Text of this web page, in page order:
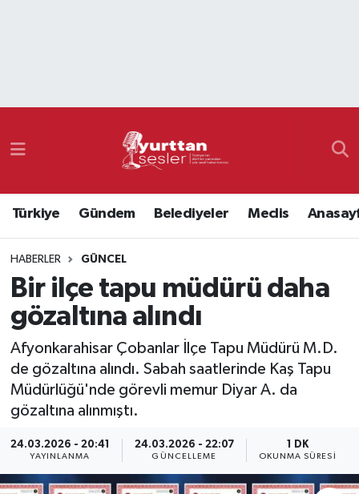
Türkiye Gündem Belediyeler Meclis
HABERLER GÜNCEL
Bir ilçe tapu müdürü daha
gözaltına alındı
Afyonkarahisar Çobanlar İlçe Tapu Müdürü M.D.
de gözaltına alındı. Sabah saatlerinde Kaş Tapu
Müdürlüğü'nde görevli memur Diyar A. da
gözaltına alınmıştı.
24.03.2026 - 20:41
YAYINLANMA
24.03.2026 - 22:07
GÜNCELLEME
1 DK
OKUNMA SÜRESI
Namaz Vakitleri
Süper Lig Puan Durumu ve Fikstür
Tüm Manşetler
Son Dakika Haberleri
Haber Arşivi